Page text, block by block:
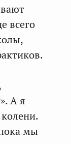
всего
А я
мы